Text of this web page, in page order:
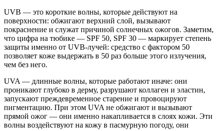
UVB — это короткие волны, которые действуют на
поверхности: обжигают верхний слой, вызывают
покраснение и служат причиной солнечных ожогов. Заметим,
что цифра на тюбике — SPF 50, SPF 30 — маркирует степень
защиты именно от UVB-лучей: средство с фактором 50
позволяет коже выдержать в 50 раз больше этого излучения,
чем без него.
UVA — длинные волны, которые работают иначе: они
проникают глубоко в дерму, разрушают коллаген и эластин,
запускают преждевременное старение и провоцируют
пигментацию. При этом UVA не обжигают и вызывают
прямой ожог — они именно накапливается в слоях кожи. Эти
волны воздействуют на кожу в пасмурную погоду, они